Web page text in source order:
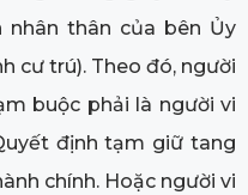
thân của bên Ủy
cư trú). Theo đó, người
buộc phải là người vi
định tạm giữ tang
chính. Hoặc người vi